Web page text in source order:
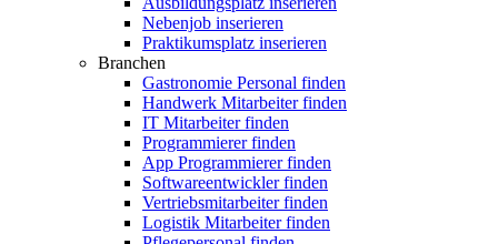
Nebenjob inserieren
Praktikumsplatz inserieren
Branchen
Gastronomie Personal finden
Handwerk Mitarbeiter finden
IT Mitarbeiter finden
Programmierer finden
App Programmierer finden
Softwareentwickler finden
Vertriebsmitarbeiter finden
Logistik Mitarbeiter finden